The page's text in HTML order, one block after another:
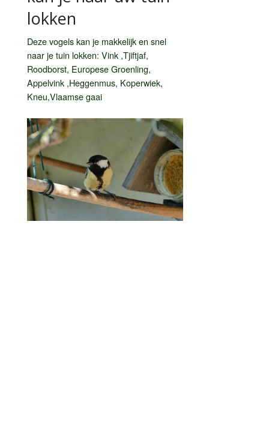
lokken
Deze vogels kan je makkelijk en snel
naar je tuin lokken: Vink ,Tjiftjaf,
Roodborst, Europese Groenling,
Appelvink ,Heggenmus, Koperwiek,
Kneu,Vlaamse gaai